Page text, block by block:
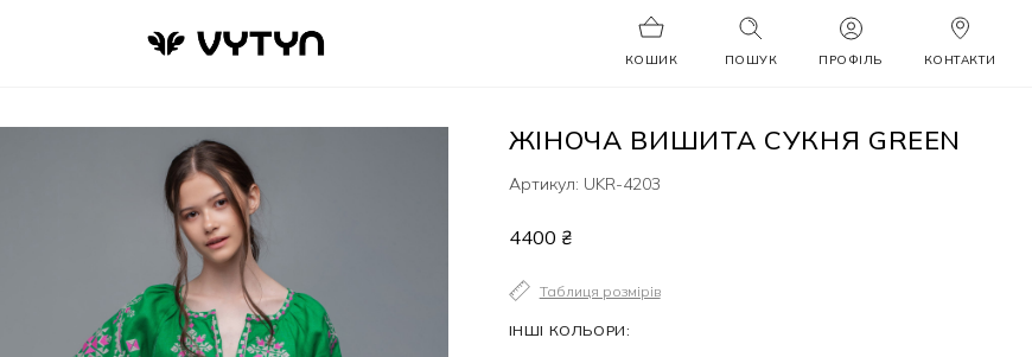
КОШИК ПОШУК ПРОФІЛЬ КОНТАКТИ
ЖІНОЧА ВИШИТА СУКНЯ GREEN
Артикул: UKR-4203
4400 ₴
Таблиця розмірів
ІНШІ КОЛЬОРИ: